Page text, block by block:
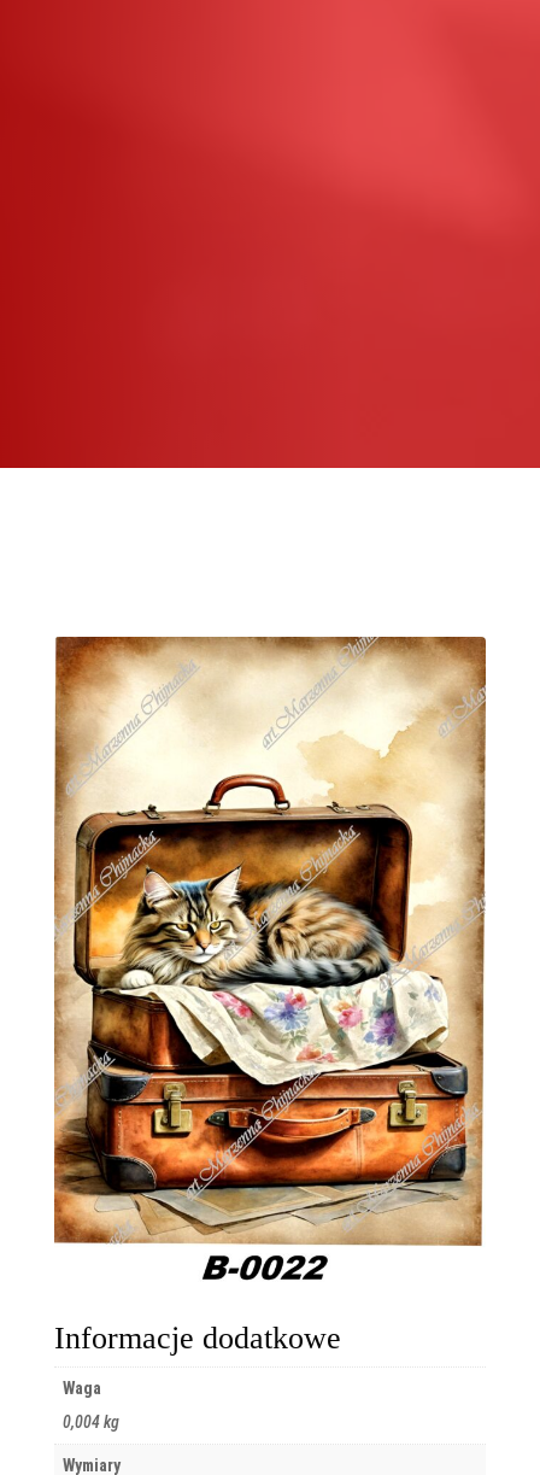
Informacje dodatkowe
Waga
0,004 kg
Wymiary